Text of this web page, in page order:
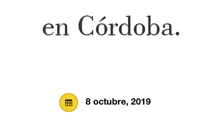
en Córdoba.
 8 octubre, 2019